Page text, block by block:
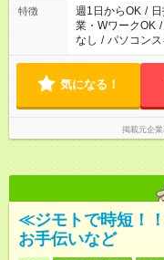
特徴 週1日からOK /
業・WワークOK /
なし / パソコン
気になる！
掲載元企業
≪ジモトで時短！
お手伝いなど